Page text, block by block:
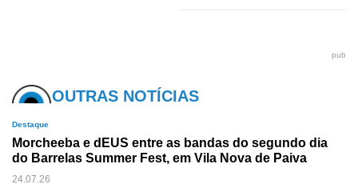
pub
OUTRAS NOTÍCIAS
Destaque
Morcheeba e dEUS entre as bandas do segundo dia
do Barrelas Summer Fest, em Vila Nova de Paiva
24.07.26